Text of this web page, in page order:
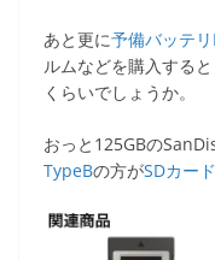
あと更に予備バッテ
ルムなどを購入する
くらいでしょうか。
おっと125GBの
TypeBの方がSDカード